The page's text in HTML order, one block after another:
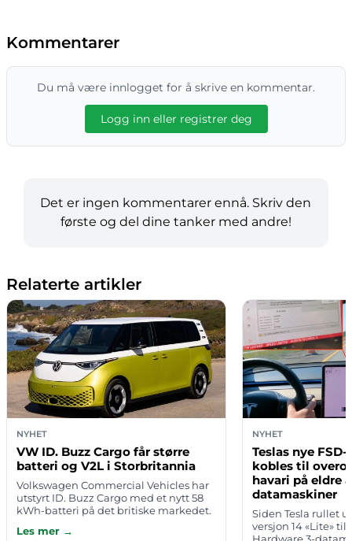
Kommentarer
Du må være innlogget for å skrive en kommentar.
Logg inn eller registrer deg
Det er ingen kommentarer ennå. Skriv den
første og del dine tanker med andre!
Relaterte artikler
NYHET
VW ID. Buzz Cargo får større
batteri og V2L i Storbritannia
Volkswagen Commercial Vehicles har
utstyrt ID. Buzz Cargo med et nytt 58
kWh-batteri på det britiske markedet.
rekkevidde, mer effekt og mulighet…
Les mer →
NYHET
Teslas nye
kobles til
havari på eldre
datamaskiner
Siden Tesla rullet
versjon 14 «Lite»